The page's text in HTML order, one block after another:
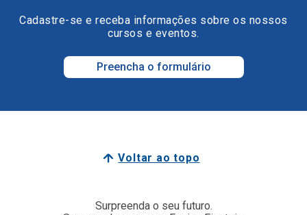
Cadastre-se e receba informações sobre os nossos
cursos e eventos.
Preencha o formulário
Voltar ao topo
Surpreenda o seu futuro.